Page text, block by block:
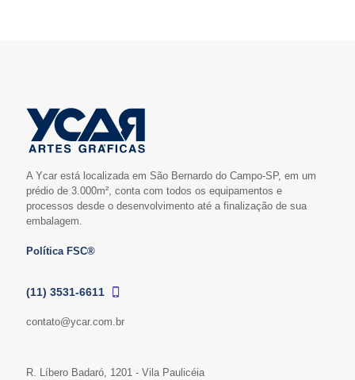
A Ycar está localizada em São Bernardo do Campo-SP, em um
prédio de 3.000m², conta com todos os equipamentos e
processos desde o desenvolvimento até a finalização de sua
embalagem.
Política FSC®
(11) 3531-6611
contato@ycar.com.br
R. Líbero Badaró, 1201 - Vila Paulicéia